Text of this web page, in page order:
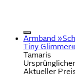
Armband
Tiny
Tamaris
Aktueller